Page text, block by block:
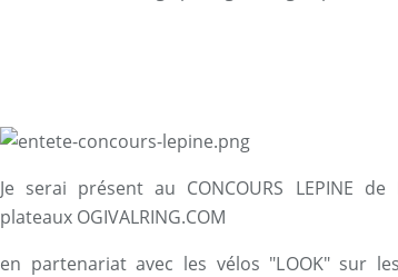
Je serai présent au CONCOURS LEPINE
plateaux OGIVALRING.COM
en partenariat avec les vélos "LOOK" sur